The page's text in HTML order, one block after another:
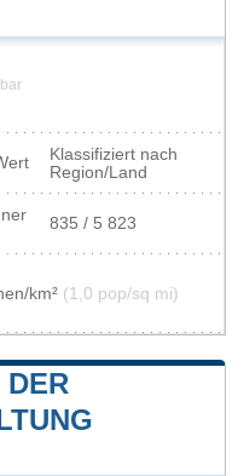
Klassifiziert nach
Region/Land
835 / 5 823
km² (1,0 pop/sq mi)
DER